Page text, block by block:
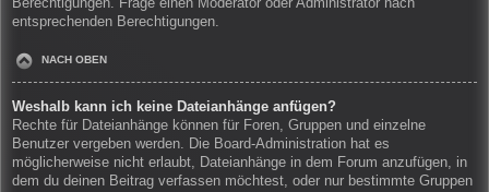
entsprechenden Berechtigungen.
NACH OBEN
Weshalb kann ich keine Dateianhänge anfügen?
Rechte für Dateianhänge können für Foren, Gruppen und einzelne
Benutzer vergeben werden. Die Board-Administration hat es
möglicherweise nicht erlaubt, Dateianhänge in dem Forum anzufügen, in
dem du deinen Beitrag verfassen möchtest, oder nur bestimmte Gruppen